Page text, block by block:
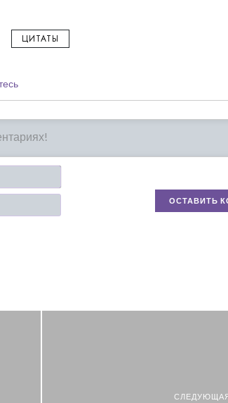
ЦИТАТЫ
Имя*
Email